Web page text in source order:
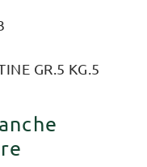
GR.5 KG.5